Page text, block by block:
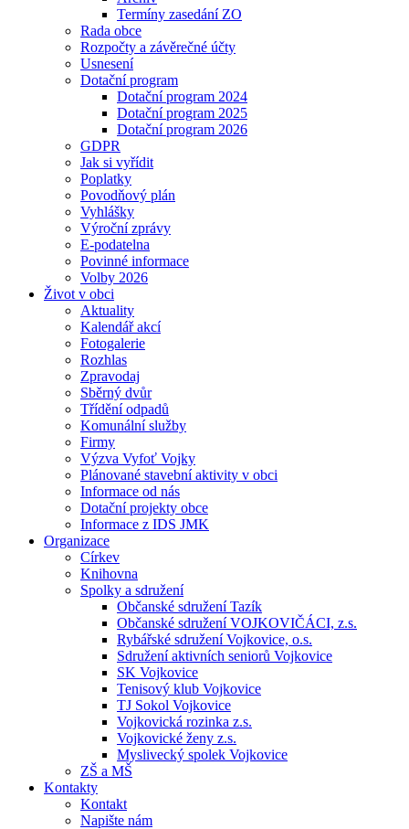
Termíny zasedání ZO
Rada obce
Rozpočty a závěrečné účty
Usnesení
Dotační program
Dotační program 2024
Dotační program 2025
Dotační program 2026
GDPR
Jak si vyřídit
Poplatky
Povodňový plán
Vyhlášky
Výroční zprávy
E-podatelna
Povinné informace
Volby 2026
Život v obci
Aktuality
Kalendář akcí
Fotogalerie
Rozhlas
Zpravodaj
Sběrný dvůr
Třídění odpadů
Komunální služby
Firmy
Výzva Vyfoť Vojky
Plánované stavební aktivity v obci
Informace od nás
Dotační projekty obce
Informace z IDS JMK
Organizace
Církev
Knihovna
Spolky a sdružení
Občanské sdružení Tazík
Občanské sdružení VOJKOVIČÁCI, z.s.
Rybářské sdružení Vojkovice, o.s.
Sdružení aktivních seniorů Vojkovice
SK Vojkovice
Tenisový klub Vojkovice
TJ Sokol Vojkovice
Vojkovická rozinka z.s.
Vojkovické ženy z.s.
Myslivecký spolek Vojkovice
ZŠ a MŠ
Kontakty
Kontakt
Napište nám